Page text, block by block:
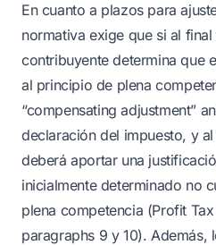
En cuanto a plazos para
normativa exige que si al
contribuyente determina que
al principio de plena
“compensating adjustment”
declaración del impuesto, y
deberá aportar una
inicialmente determinado no
plena competencia (Profit
paragraphs 9 y 10). Además,